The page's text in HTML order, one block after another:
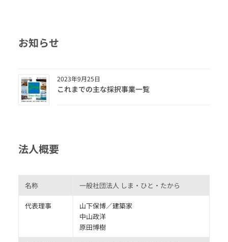
お知らせ
2023年9月25日
これまでの主な採択事業一覧
法人概要
名称 一般社団法人 しま・ひと・たから
代表理事
山下保博／建築家
中山政洋
原田博樹